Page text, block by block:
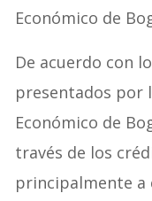
Económico de
De acuerdo con
presentados por
Económico de
través de los
principalmente a